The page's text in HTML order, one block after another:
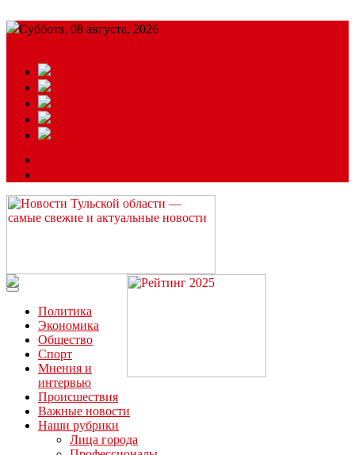
Суббота, 08 августа, 2026
Читайте последние новости дня в Тульской области на сайте
“ЗаНовомосковск”
Политика
Экономика
Общество
Спорт
Мнения и
интервью
Происшествия
Важные новости
Наши рубрики
Лица города